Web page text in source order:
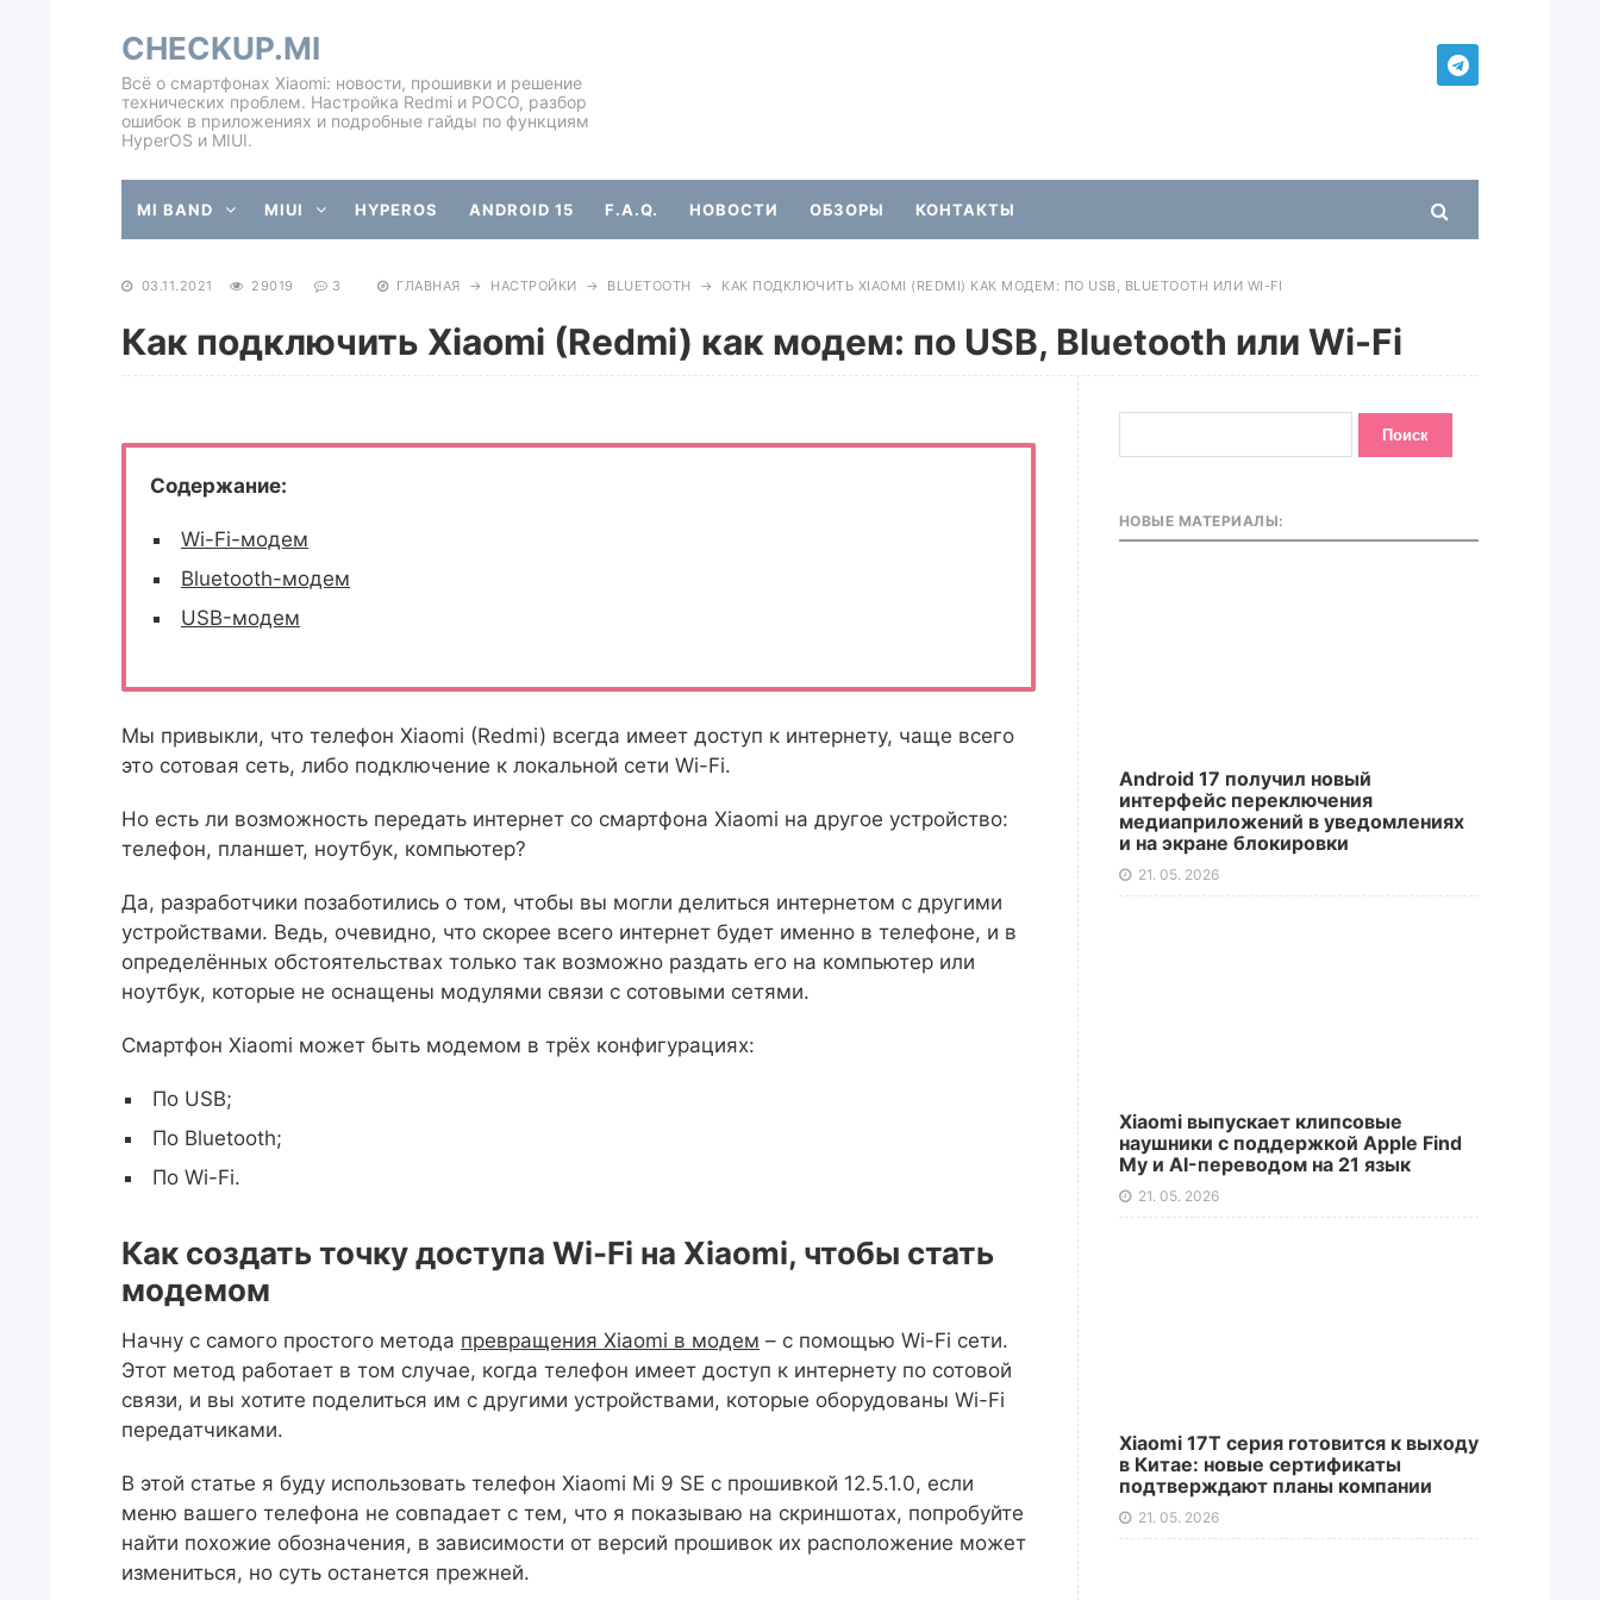
CHECKUP.MI
Всё о смартфонах Xiaomi: новости, прошивки и решение
технических проблем. Настройка Redmi и POCO, разбор
ошибок в приложениях и подробные гайды по функциям
HyperOS и MIUI.
MI BAND MIUI HYPEROS ANDROID 15 F.A.Q. НОВОСТИ ОБЗОРЫ КОНТАКТЫ
03.11.2021 29019 3 ГЛАВНАЯ → НАСТРОЙКИ → BLUETOOTH → КАК ПОДКЛЮЧИТЬ XIAOMI (REDMI) КАК МОДЕМ: ПО USB, BLUETOOTH ИЛИ WI-FI
Как подключить Xiaomi (Redmi) как модем: по USB, Bluetooth или Wi-Fi
Содержание:
Wi-Fi-модем
Bluetooth-модем
USB-модем
Мы привыкли, что телефон Xiaomi (Redmi) всегда имеет доступ к интернету, чаще всего
это сотовая сеть, либо подключение к локальной сети Wi-Fi.
Но есть ли возможность передать интернет со смартфона Xiaomi на другое устройство:
телефон, планшет, ноутбук, компьютер?
Да, разработчики позаботились о том, чтобы вы могли делиться интернетом с другими
устройствами. Ведь, очевидно, что скорее всего интернет будет именно в телефоне, и в
определённых обстоятельствах только так возможно раздать его на компьютер или
ноутбук, которые не оснащены модулями связи с сотовыми сетями.
Смартфон Xiaomi может быть модемом в трёх конфигурациях:
По USB;
По Bluetooth;
По Wi-Fi.
Как создать точку доступа Wi-Fi на Xiaomi, чтобы стать
модемом
Начну с самого простого метода превращения Xiaomi в модем – с помощью Wi-Fi сети.
Этот метод работает в том случае, когда телефон имеет доступ к интернету по сотовой
связи, и вы хотите поделиться им с другими устройствами, которые оборудованы Wi-Fi
передатчиками.
В этой статье я буду использовать телефон Xiaomi Mi 9 SE с прошивкой 12.5.1.0, если
меню вашего телефона не совпадает с тем, что я показываю на скриншотах, попробуйте
найти похожие обозначения, в зависимости от версий прошивок их расположение может
измениться, но суть останется прежней.
НОВЫЕ МАТЕРИАЛЫ:
Android 17 получил новый
интерфейс переключения
медиаприложений в уведомлениях
и на экране блокировки
21. 05. 2026
Xiaomi выпускает клипсовые
наушники с поддержкой Apple Find
My и AI-переводом на 21 язык
21. 05. 2026
Xiaomi 17T серия готовится к выходу
в Китае: новые сертификаты
подтверждают планы компании
21. 05. 2026